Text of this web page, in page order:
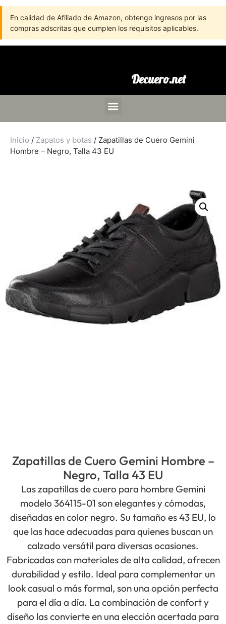
En calidad de Afiliado de Amazon, obtengo ingresos por las
compras adscritas que cumplen los requisitos aplicables.
Decuero.net
Inicio / Zapatos y botas / Zapatillas de Cuero Gemini
Hombre – Negro, Talla 43 EU
Zapatillas de Cuero Gemini Hombre –
Negro, Talla 43 EU
Las zapatillas de cuero para hombre Gemini
modelo 364115-01 son elegantes y cómodas,
diseñadas en color negro. Su tamaño es 43 EU, lo
que las hace adecuadas para quienes buscan un
calzado versátil para diversas ocasiones.
Fabricadas con materiales de alta calidad, ofrecen
durabilidad y estilo. Ideal para complementar un
look casual o más formal, son una opción perfecta
para el día a día. La combinación de confort y
diseño las convierte en una elección acertada para